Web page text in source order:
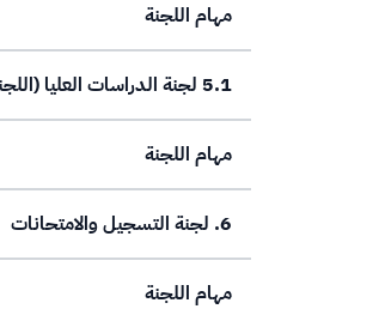
مهام اللجنة
5.1 لجنة الدراسات العليا (اللجنة الفرعية)
مهام اللجنة
6. لجنة التسجيل والامتحانات
مهام اللجنة